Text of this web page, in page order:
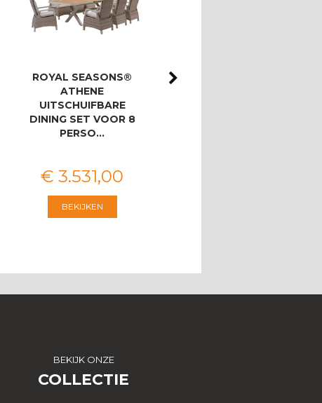
ROYAL SEASONS®
ATHENE
UITSCHUIFBARE
DINING SET VOOR 8
PERSO…
€ 3.531,00
BEKIJKEN
BEKIJK ONZE
COLLECTIE